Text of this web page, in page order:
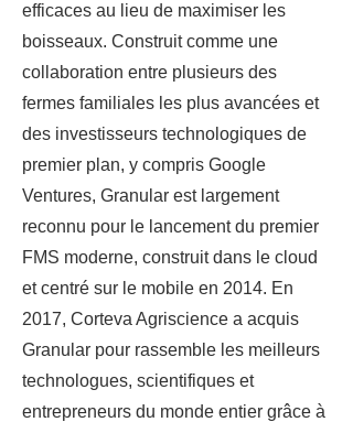
efficaces au lieu de maximiser les
boisseaux. Construit comme une
collaboration entre plusieurs des
fermes familiales les plus avancées et
des investisseurs technologiques de
premier plan, y compris Google
Ventures, Granular est largement
reconnu pour le lancement du premier
FMS moderne, construit dans le cloud
et centré sur le mobile en 2014. En
2017, Corteva Agriscience a acquis
Granular pour rassemble les meilleurs
technologues, scientifiques et
entrepreneurs du monde entier grâce à